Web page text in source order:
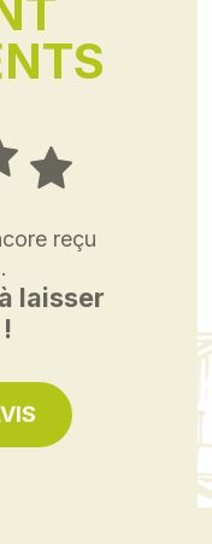
reçu
laisser